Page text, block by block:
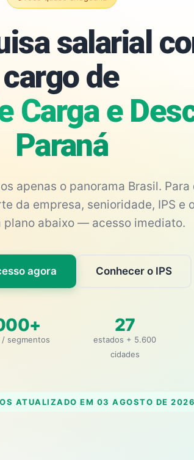
salarial
cargo de
Carga e
Paraná
apenas o panorama Brasil.
da empresa, senioridade, IPS e
plano abaixo — acesso imediato.
agora Conhecer o IPS
/ segmentos
27
estados + 5.600
cidades
ATUALIZADO EM 03 AGOSTO DE 2026